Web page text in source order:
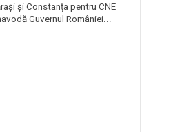
și Constanța pentru CNE
Guvernul României...